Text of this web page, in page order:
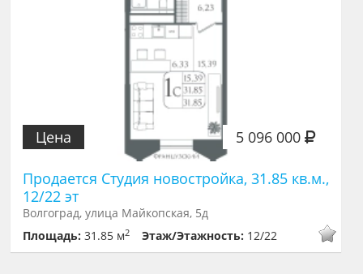
5 096 000
Цена
Продается Студия новостройка, 31.85 кв.м.,
12/22 эт
Волгоград, улица Майкопская, 5д
Площадь:31.85 м2 Этаж/Этажность: 12/22